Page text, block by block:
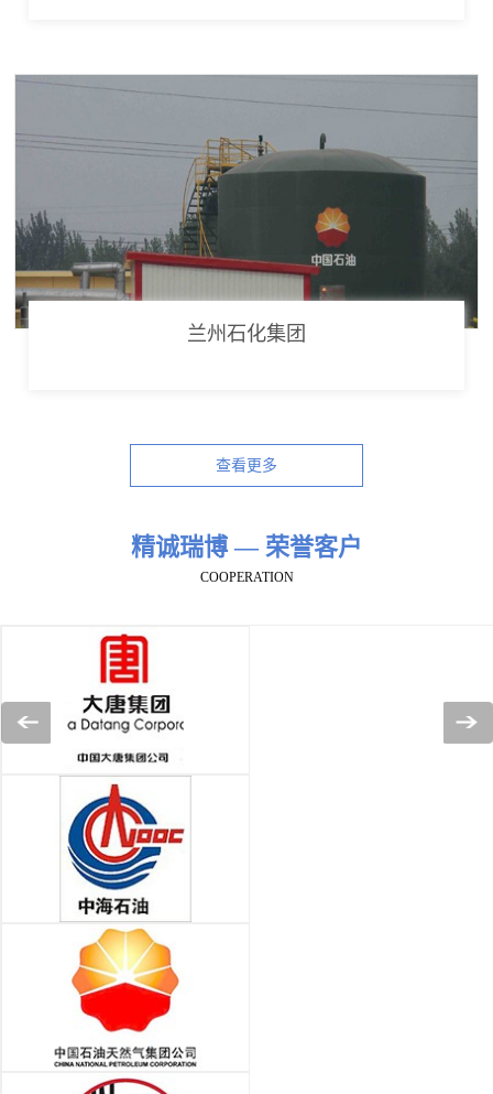
兰州石化集团
查看更多
精诚瑞博 — 荣誉客户
COOPERATION